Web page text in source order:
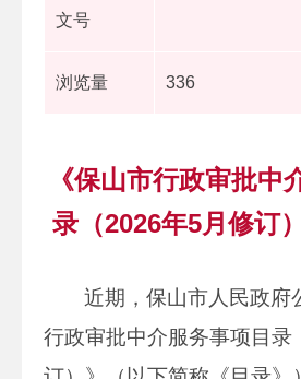
文号
浏览量 336
《保山市行政审批中
录（2026年5月修订
近期，保山市人民政府
行政审批中介服务事项目录